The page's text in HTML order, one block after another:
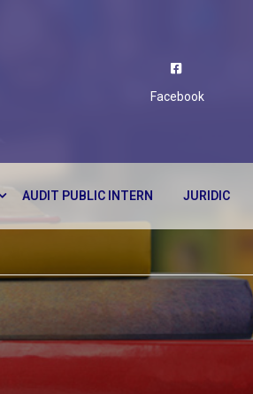
Facebook
AUDIT PUBLIC INTERN JURIDIC